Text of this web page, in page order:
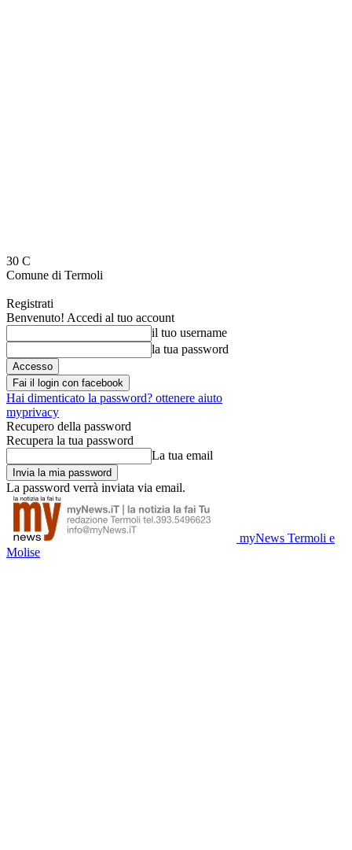
30 C
Comune di Termoli
Registrati
Benvenuto! Accedi al tuo account
il tuo username
la tua password
Fai il login con facebook
Hai dimenticato la password? ottenere aiuto
myprivacy
Recupero della password
Recupera la tua password
La tua email
La password verrà inviata via email.
myNews Termoli e
Molise